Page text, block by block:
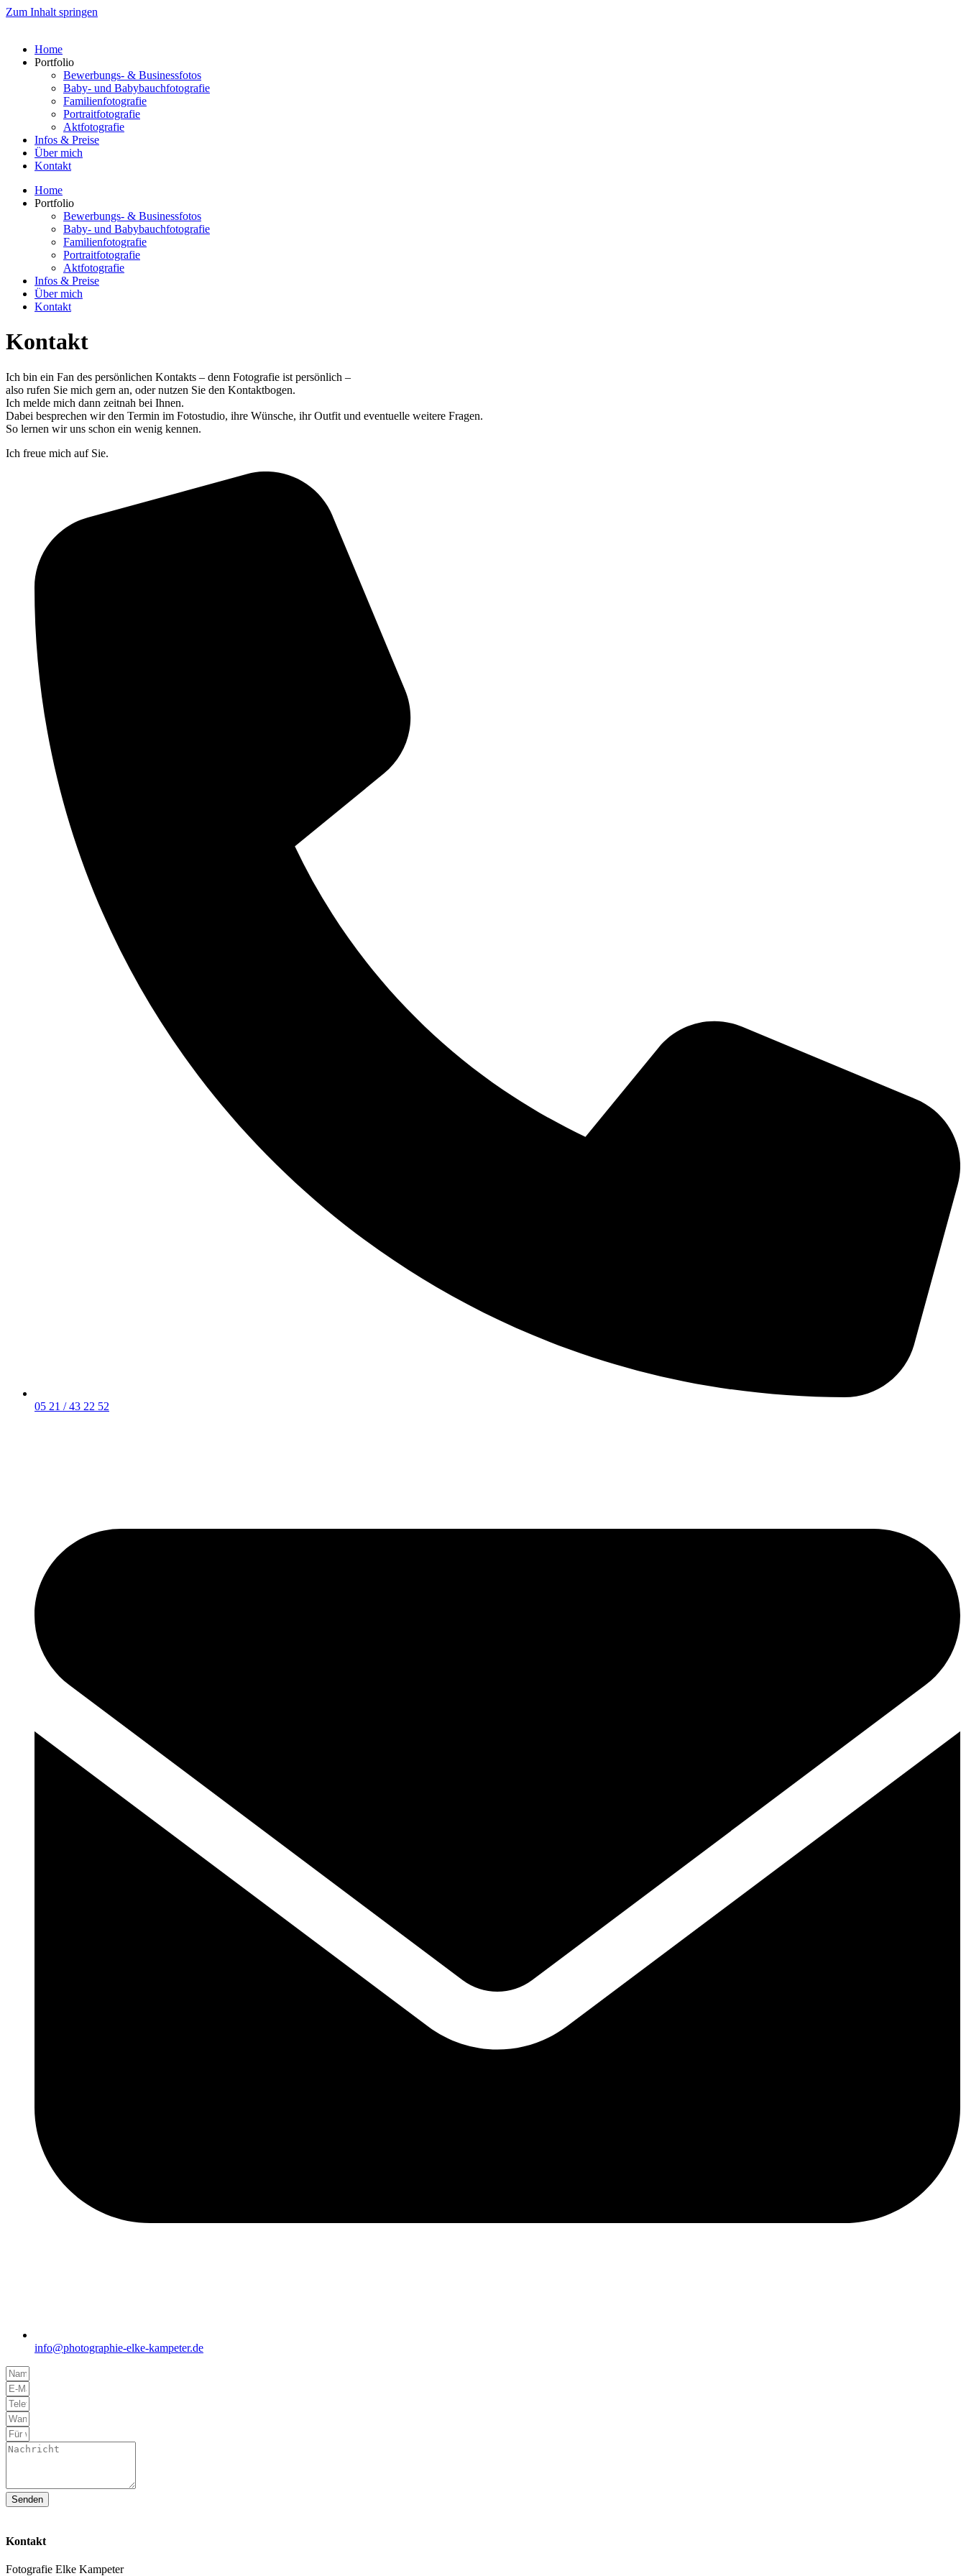
Zum Inhalt springen
Home
Portfolio
Bewerbungs- & Businessfotos
Baby- und Babybauchfotografie
Familienfotografie
Portraitfotografie
Aktfotografie
Infos & Preise
Über mich
Kontakt
Home
Portfolio
Bewerbungs- & Businessfotos
Baby- und Babybauchfotografie
Familienfotografie
Portraitfotografie
Aktfotografie
Infos & Preise
Über mich
Kontakt
Kontakt
Ich bin ein Fan des persönlichen Kontakts – denn Fotografie ist persönlich –
also rufen Sie mich gern an, oder nutzen Sie den Kontaktbogen.
Ich melde mich dann zeitnah bei Ihnen.
Dabei besprechen wir den Termin im Fotostudio, ihre Wünsche, ihr Outfit und eventuelle weitere Fragen.
So lernen wir uns schon ein wenig kennen.
Ich freue mich auf Sie.
05 21 / 43 22 52
info@photographie-elke-kampeter.de
Senden
Kontakt
Fotografie Elke Kampeter